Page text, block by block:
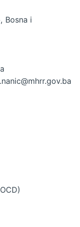
Bosna i